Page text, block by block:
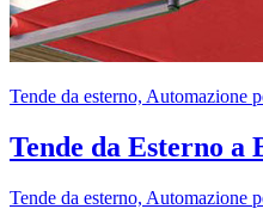
Tende da esterno, Automazione
Tende da Esterno a
Tende da esterno, Automazione